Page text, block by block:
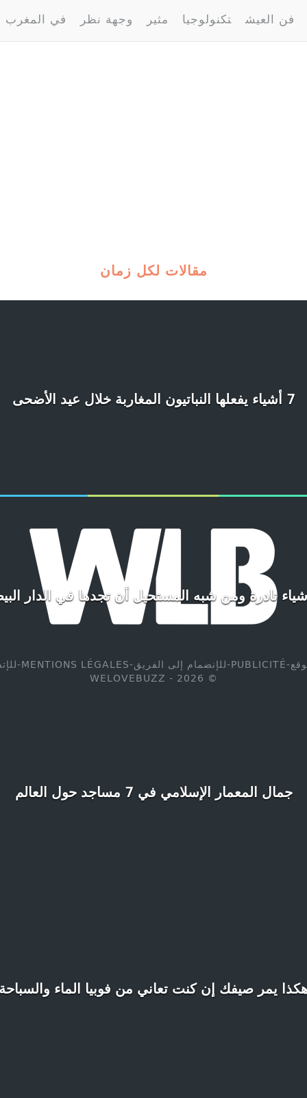
فن العيش تكنولوجيا مثير وجهة نظر في المغرب
مقالات لكل زمان
7 أشياء يفعلها النباتيون المغاربة خلال عيد الأضحى
جمال المعمار الإسلامي في 7 مساجد حول العالم
يمر صيفك إن كنت تعاني من فوبيا الماء
-
PUBLICITÉ
-للإنضمام إلى الفريق-
MENTIONS LÉGALES
-
© WELOVEBUZZ - 2026